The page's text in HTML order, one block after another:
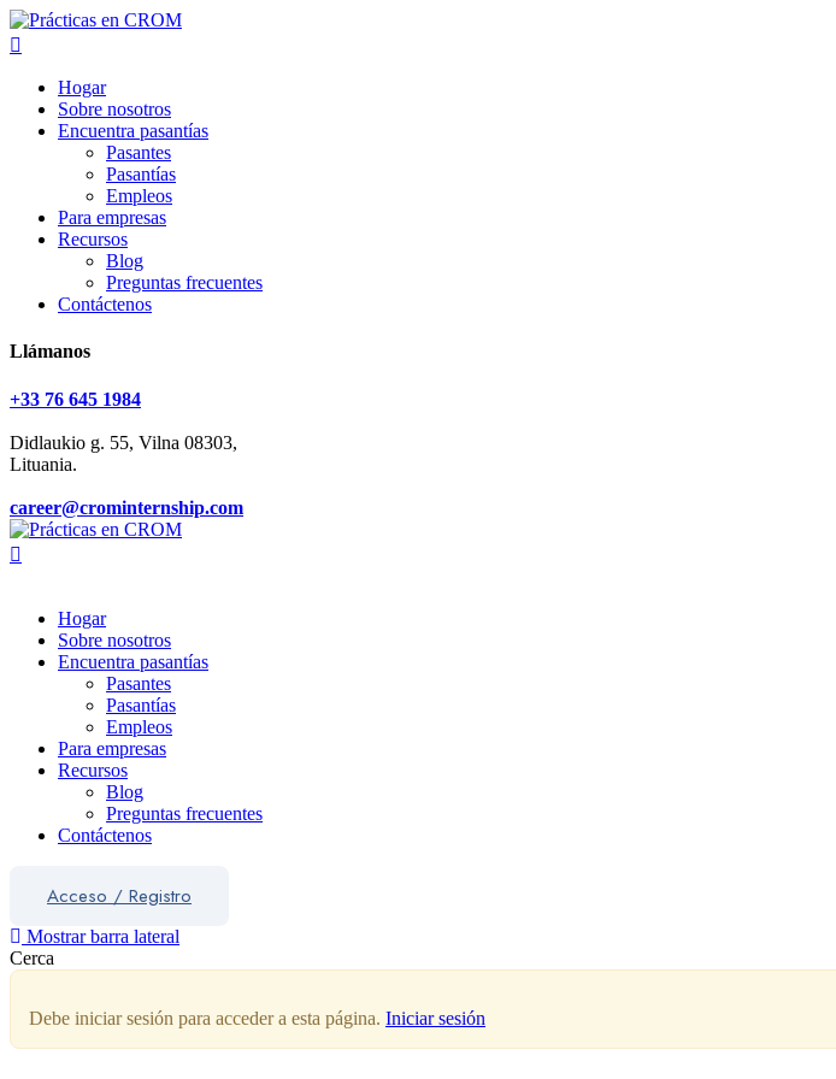
Hogar
Sobre nosotros
Encuentra pasantías
Pasantes
Pasantías
Empleos
Para empresas
Recursos
Blog
Preguntas frecuentes
Contáctenos
Llámanos
+33 76 645 1984
Didlaukio g. 55, Vilna 08303,
Lituania.
career@crominternship.com
Hogar
Sobre nosotros
Encuentra pasantías
Pasantes
Pasantías
Empleos
Para empresas
Recursos
Blog
Preguntas frecuentes
Contáctenos
Acceso / Registro
Mostrar barra lateral
Cerca
Debe iniciar sesión para acceder a esta página. Iniciar sesión